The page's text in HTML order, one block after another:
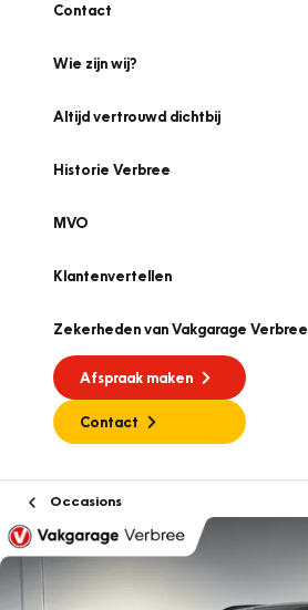
Contact
Wie zijn wij?
Altijd vertrouwd dichtbij
Historie Verbree
MVO
Klantenvertellen
Zekerheden van Vakgarage Verbree
Afspraak maken
Contact
Occasions